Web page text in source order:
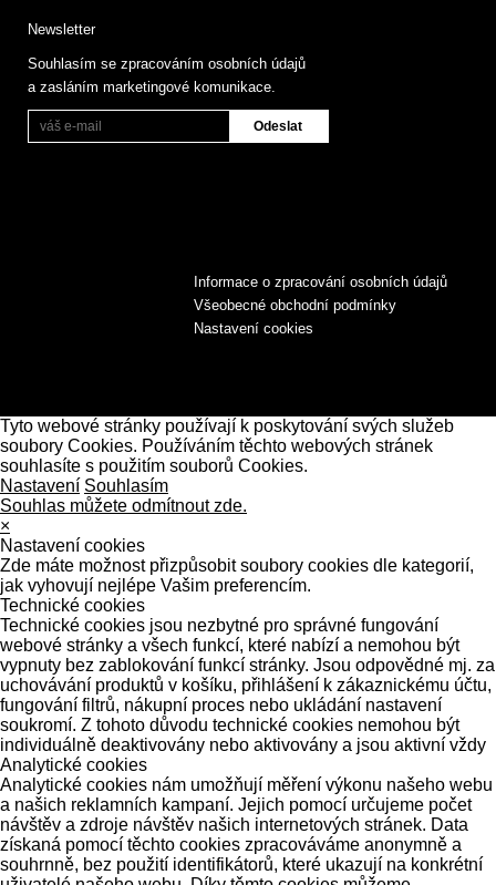
Newsletter
Souhlasím se zpracováním osobních údajů
a zasláním marketingové komunikace.
Informace o zpracování osobních údajů
Všeobecné obchodní podmínky
Nastavení cookies
Tyto webové stránky používají k poskytování svých služeb
soubory Cookies. Používáním těchto webových stránek
souhlasíte s použitím souborů Cookies.
Nastavení Souhlasím
Souhlas můžete odmítnout zde.
×
Nastavení cookies
Zde máte možnost přizpůsobit soubory cookies dle kategorií,
jak vyhovují nejlépe Vašim preferencím.
Technické cookies
Technické cookies jsou nezbytné pro správné fungování
webové stránky a všech funkcí, které nabízí a nemohou být
vypnuty bez zablokování funkcí stránky. Jsou odpovědné mj. za
uchovávání produktů v košíku, přihlášení k zákaznickému účtu,
fungování filtrů, nákupní proces nebo ukládání nastavení
soukromí. Z tohoto důvodu technické cookies nemohou být
individuálně deaktivovány nebo aktivovány a jsou aktivní vždy
Analytické cookies
Analytické cookies nám umožňují měření výkonu našeho webu
a našich reklamních kampaní. Jejich pomocí určujeme počet
návštěv a zdroje návštěv našich internetových stránek. Data
získaná pomocí těchto cookies zpracováváme anonymně a
souhrnně, bez použití identifikátorů, které ukazují na konkrétní